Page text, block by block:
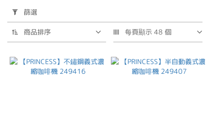
用
篩
選
(0/20)
篩選
商品排序 每頁顯示 48 個